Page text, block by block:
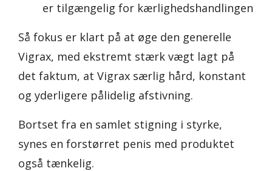
er tilgængelig for kærlighedshandlingen
Så fokus er klart på at øge den generelle
Vigrax, med ekstremt stærk vægt lagt på
det faktum, at Vigrax særlig hård, konstant
og yderligere pålidelig afstivning.
Bortset fra en samlet stigning i styrke,
synes en forstørret penis med produktet
også tænkelig.